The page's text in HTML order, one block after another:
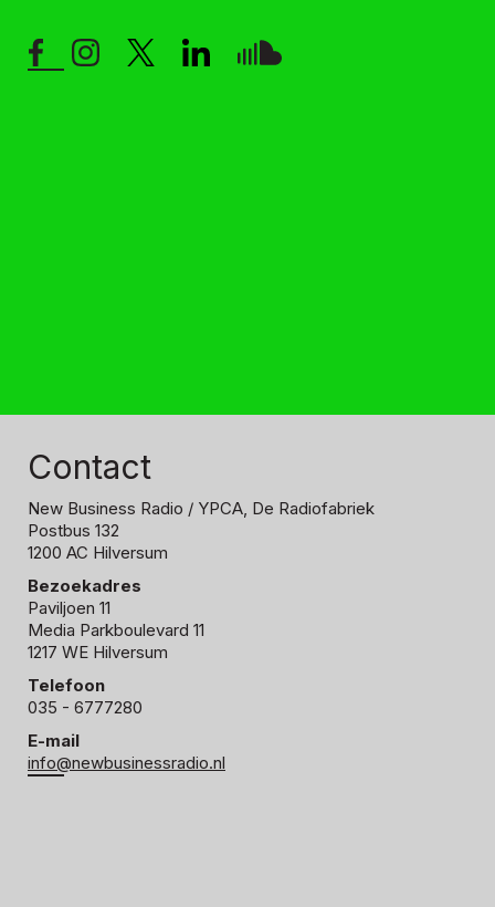
Contact
New Business Radio / YPCA, De Radiofabriek
Postbus 132
1200 AC Hilversum
Bezoekadres
Paviljoen 11
Media Parkboulevard 11
1217 WE Hilversum
Telefoon
035 - 6777280
E-mail
info@newbusinessradio.nl